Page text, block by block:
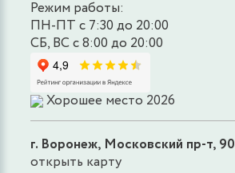
Режим работы:
ПН-ПТ с 7:30 до 20:00
СБ, ВС с 8:00 до 20:00
Хорошее место 2026
г. Воронеж, Московский пр-т, 90
открыть карту